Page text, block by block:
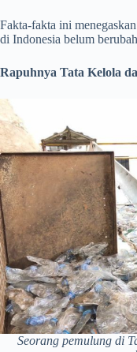
Fakta-fakta ini
di Indonesia belum
Rapuhnya Tata Kelola
Seorang pemulung di